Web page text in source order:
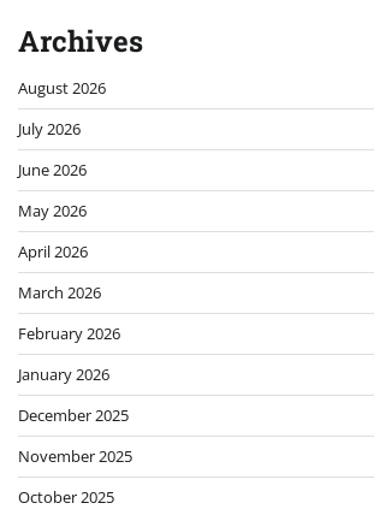
Archives
August 2026
July 2026
June 2026
May 2026
April 2026
March 2026
February 2026
January 2026
December 2025
November 2025
October 2025